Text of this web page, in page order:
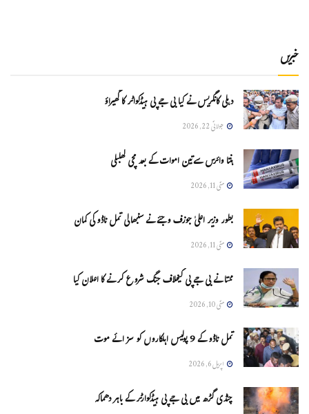
خبریں
دہلی کانگریس نے کیا بی جے پی ہیڈکواٹر کا گھیراؤ
جولائی 22, 2026
ہنتا وائرس سےتین اموات کے بعد مچی کھلبلی
مئی 11, 2026
بطور وزیر اعلیٰ جوزف وجئے نے سنبھالی تمل ناڈو کی کمان
مئی 11, 2026
ممتا نے بی جے پی کیخلاف جنگ شروع کرنے کا اعلان کیا
مئی 10, 2026
تمل ناڈو کے 9 پولیس اہلکاروں کو سزائے موت
اپریل 6, 2026
چنڈی گڑھ میں بی جے پی ہیڈکوارٹر کے باہر دھماکہ